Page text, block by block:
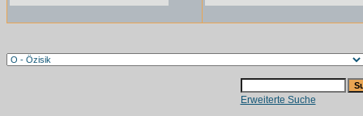
Erweiterte Suche